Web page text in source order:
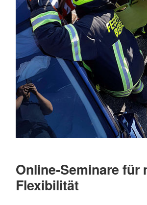
Online-Seminare für
Flexibilität